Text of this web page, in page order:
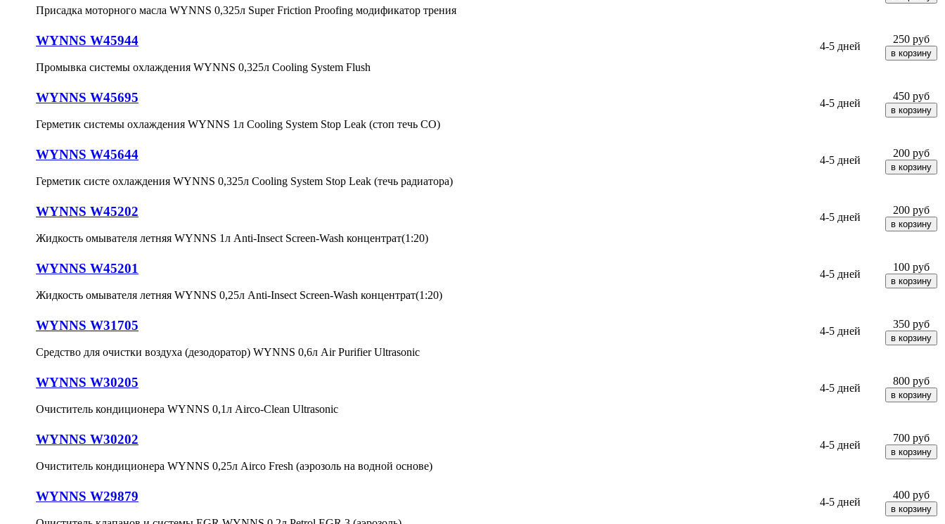
Присадка моторного масла WYNNS 0,325л Super Friction Proofing модификатор трения
WYNNS W45944
Промывка системы охлаждения WYNNS 0,325л Cooling System Flush
4-5 дней
250 руб
WYNNS W45695
Герметик системы охлаждения WYNNS 1л Cooling System Stop Leak (стоп течь СО)
4-5 дней
450 руб
WYNNS W45644
Герметик систе охлаждения WYNNS 0,325л Cooling System Stop Leak (течь радиатора)
4-5 дней
200 руб
WYNNS W45202
Жидкость омывателя летняя WYNNS 1л Anti-Insect Screen-Wash концентрат(1:20)
4-5 дней
200 руб
WYNNS W45201
Жидкость омывателя летняя WYNNS 0,25л Anti-Insect Screen-Wash концентрат(1:20)
4-5 дней
100 руб
WYNNS W31705
Средство для очистки воздуха (дезодоратор) WYNNS 0,6л Air Purifier Ultrasonic
4-5 дней
350 руб
WYNNS W30205
Очиститель кондиционера WYNNS 0,1л Airco-Clean Ultrasonic
4-5 дней
800 руб
WYNNS W30202
Очиститель кондиционера WYNNS 0,25л Airco Fresh (аэрозоль на водной основе)
4-5 дней
700 руб
WYNNS W29879 4-5 дней
400 руб